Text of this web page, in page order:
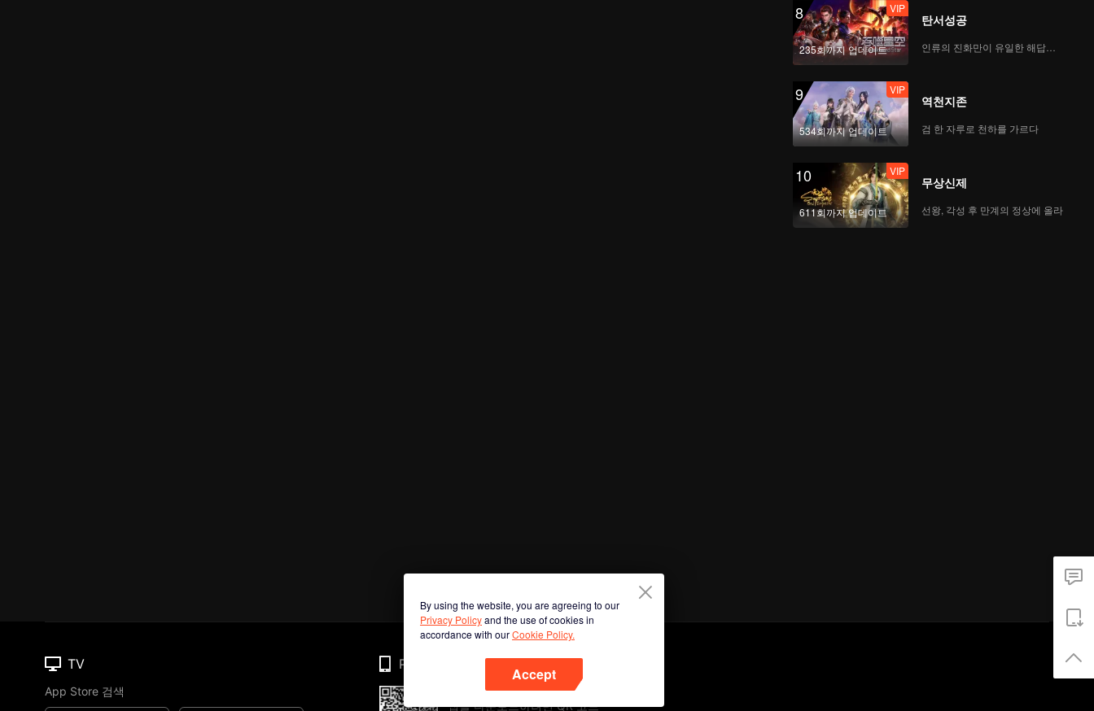
8
235회까지 업데이트
VIP
탄서성공
인류의 진화만이 유일한 해답이다
9
534회까지 업데이트
VIP
역천지존
검 한 자루로 천하를 가르다
10
611회까지 업데이트
VIP
무상신제
선왕, 각성 후 만계의 정상에 올라
By using the website, you are agreeing to our
Privacy Policyand the use of cookies in
accordance with ourCookie Policy.
Accept
TV
App Store 검색
Phone
앱을 다운로드하려면 QR 코드